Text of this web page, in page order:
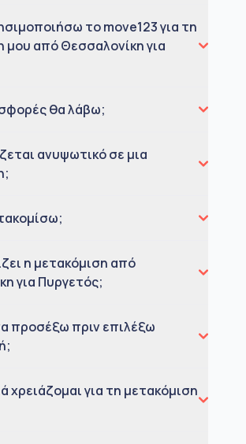
το move123 για τη
μου από Θεσσαλονίκη για
θα λάβω;
ανυψωτικό σε μια
η μετακόμιση από
για Πυργετός;
προσέξω πριν επιλέξω
χρειάζομαι για τη μετακόμιση